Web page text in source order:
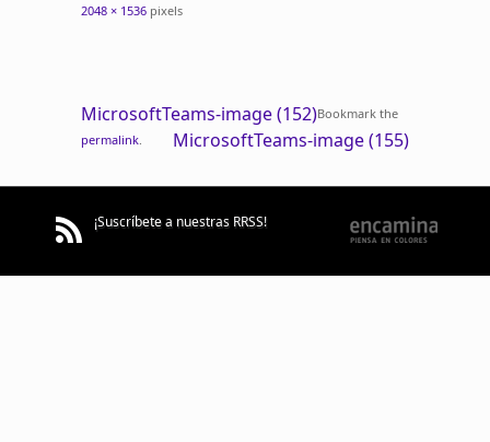
2048 × 1536 pixels
MicrosoftTeams-image (152)
MicrosoftTeams-image (155)
Bookmark the
permalink
¡Suscríbete a nuestras RRSS!